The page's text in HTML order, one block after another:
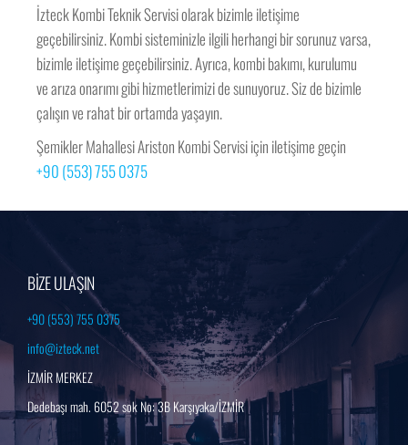
İzteck Kombi Teknik Servisi olarak bizimle iletişime
geçebilirsiniz. Kombi sisteminizle ilgili herhangi bir sorunuz varsa,
bizimle iletişime geçebilirsiniz. Ayrıca, kombi bakımı, kurulumu
ve arıza onarımı gibi hizmetlerimizi de sunuyoruz. Siz de bizimle
çalışın ve rahat bir ortamda yaşayın.
Şemikler Mahallesi Ariston Kombi Servisi için iletişime geçin
+90 (553) 755 0375
BİZE ULAŞIN
+90 (553) 755 0375
info@izteck.net
İZMİR MERKEZ
Dedebaşı mah. 6052 sok No: 3B Karşıyaka/İZMİR